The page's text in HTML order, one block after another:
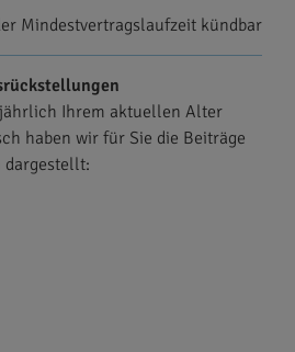
Mindestvertragslaufzeit kündbar
Ihrem aktuellen Alter
haben wir für Sie die Beiträge